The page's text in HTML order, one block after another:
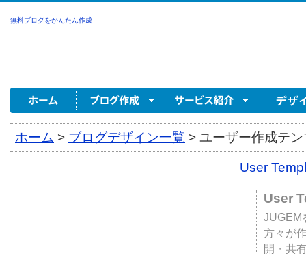
無料ブログをかんたん作成
ホーム > ブログデザイン一覧 > ユーザー作成テ
User
User
JUGEM
方々が
開・共